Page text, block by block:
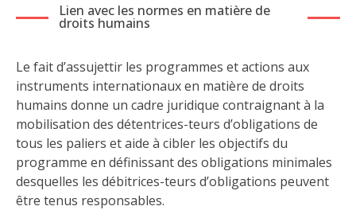
Lien avec les normes en matière de
droits humains
Le fait d’assujettir les programmes et actions aux
instruments internationaux en matière de droits
humains donne un cadre juridique contraignant à la
mobilisation des détentrices-teurs d’obligations de
tous les paliers et aide à cibler les objectifs du
programme en définissant des obligations minimales
desquelles les débitrices-teurs d’obligations peuvent
être tenus responsables.